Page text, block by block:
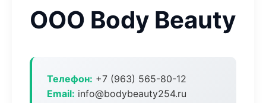
ООО Body Beauty
Телефон: +7 (963) 565-80-12
Email: info@bodybeauty254.ru